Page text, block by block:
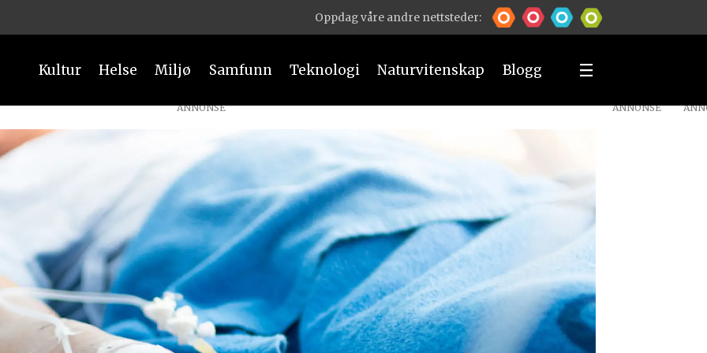
Oppdag våre andre nettsteder:
Kultur Helse Miljø Samfunn Teknologi Naturvitenskap Blogg
ANNONSE